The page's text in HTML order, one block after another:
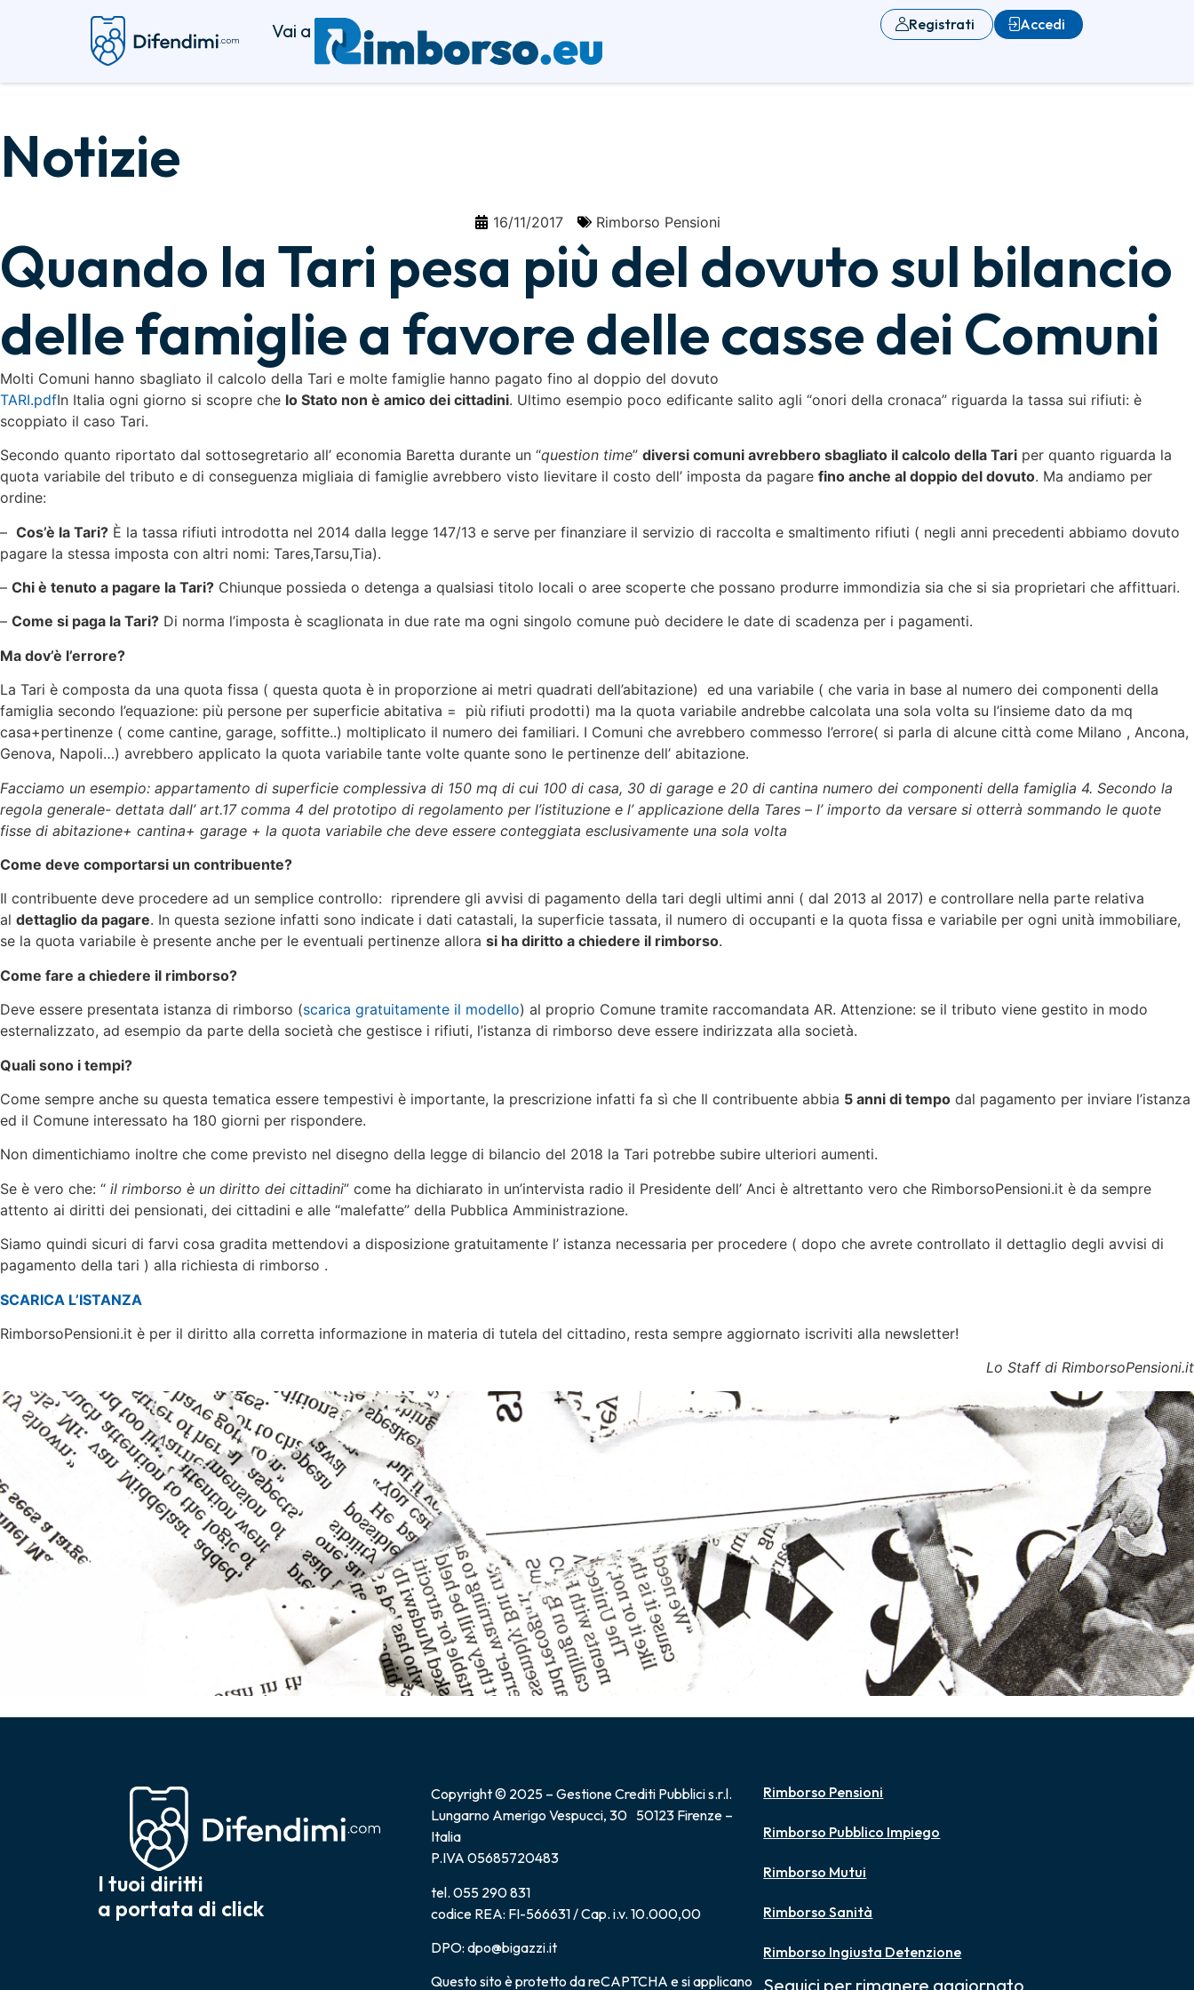
Vai a Accedi
Registrati
Notizie
16/11/2017 Rimborso Pensioni
Quando la Tari pesa più del dovuto sul bilancio
delle famiglie a favore delle casse dei Comuni
Molti Comuni hanno sbagliato il calcolo della Tari e molte famiglie hanno pagato fino al doppio del dovuto
TARI.pdfIn Italia ogni giorno si scopre che lo Stato non è amico dei cittadini. Ultimo esempio poco edificante salito agli “onori della cronaca” riguarda la tassa sui rifiuti: è
scoppiato il caso Tari.
Secondo quanto riportato dal sottosegretario all’ economia Baretta durante un “question time” diversi comuni avrebbero sbagliato il calcolo della Tari per quanto riguarda la
quota variabile del tributo e di conseguenza migliaia di famiglie avrebbero visto lievitare il costo dell’ imposta da pagare fino anche al doppio del dovuto. Ma andiamo per
ordine:
– Cos’è la Tari? È la tassa rifiuti introdotta nel 2014 dalla legge 147/13 e serve per finanziare il servizio di raccolta e smaltimento rifiuti ( negli anni precedenti abbiamo dovuto
pagare la stessa imposta con altri nomi: Tares,Tarsu,Tia).
– Chi è tenuto a pagare la Tari? Chiunque possieda o detenga a qualsiasi titolo locali o aree scoperte che possano produrre immondizia sia che si sia proprietari che affittuari.
– Come si paga la Tari? Di norma l’imposta è scaglionata in due rate ma ogni singolo comune può decidere le date di scadenza per i pagamenti.
Ma dov’è l’errore?
La Tari è composta da una quota fissa ( questa quota è in proporzione ai metri quadrati dell’abitazione) ed una variabile ( che varia in base al numero dei componenti della
famiglia secondo l’equazione: più persone per superficie abitativa = più rifiuti prodotti) ma la quota variabile andrebbe calcolata una sola volta su l’insieme dato da mq
casa+pertinenze ( come cantine, garage, soffitte..) moltiplicato il numero dei familiari. I Comuni che avrebbero commesso l’errore( si parla di alcune città come Milano , Ancona,
Genova, Napoli…) avrebbero applicato la quota variabile tante volte quante sono le pertinenze dell’ abitazione.
Facciamo un esempio: appartamento di superficie complessiva di 150 mq di cui 100 di casa, 30 di garage e 20 di cantina numero dei componenti della famiglia 4. Secondo la
regola generale- dettata dall’ art.17 comma 4 del prototipo di regolamento per l’istituzione e l’ applicazione della Tares – l’ importo da versare si otterrà sommando le quote
fisse di abitazione+ cantina+ garage + la quota variabile che deve essere conteggiata esclusivamente una sola volta
Come deve comportarsi un contribuente?
Il contribuente deve procedere ad un semplice controllo: riprendere gli avvisi di pagamento della tari degli ultimi anni ( dal 2013 al 2017) e controllare nella parte relativa
al dettaglio da pagare. In questa sezione infatti sono indicate i dati catastali, la superficie tassata, il numero di occupanti e la quota fissa e variabile per ogni unità immobiliare,
se la quota variabile è presente anche per le eventuali pertinenze allora si ha diritto a chiedere il rimborso.
Come fare a chiedere il rimborso?
Deve essere presentata istanza di rimborso (scarica gratuitamente il modello) al proprio Comune tramite raccomandata AR. Attenzione: se il tributo viene gestito in modo
esternalizzato, ad esempio da parte della società che gestisce i rifiuti, l’istanza di rimborso deve essere indirizzata alla società.
Quali sono i tempi?
Come sempre anche su questa tematica essere tempestivi è importante, la prescrizione infatti fa sì che Il contribuente abbia 5 anni di tempo dal pagamento per inviare l’istanza
ed il Comune interessato ha 180 giorni per rispondere.
Non dimentichiamo inoltre che come previsto nel disegno della legge di bilancio del 2018 la Tari potrebbe subire ulteriori aumenti.
Se è vero che: “ il rimborso è un diritto dei cittadini” come ha dichiarato in un’intervista radio il Presidente dell’ Anci è altrettanto vero che RimborsoPensioni.it è da sempre
attento ai diritti dei pensionati, dei cittadini e alle “malefatte” della Pubblica Amministrazione.
Siamo quindi sicuri di farvi cosa gradita mettendovi a disposizione gratuitamente l’ istanza necessaria per procedere ( dopo che avrete controllato il dettaglio degli avvisi di
pagamento della tari ) alla richiesta di rimborso .
SCARICA L’ISTANZA
RimborsoPensioni.it è per il diritto alla corretta informazione in materia di tutela del cittadino, resta sempre aggiornato iscriviti alla newsletter!
Lo Staff di RimborsoPensioni.it
I tuoi diritti
a portata di click
Copyright © 2025 – Gestione Crediti Pubblici s.r.l.
Lungarno Amerigo Vespucci, 30 50123 Firenze –
Italia
P.IVA 05685720483
tel. 055 290 831
codice REA: FI-566631 / Cap. i.v. 10.000,00
DPO: dpo@bigazzi.it
Questo sito è protetto da reCAPTCHA e si applicano
Rimborso Pensioni
Rimborso Pubblico Impiego
Rimborso Mutui
Rimborso Sanità
Rimborso Ingiusta Detenzione
Seguici per rimanere aggiornato